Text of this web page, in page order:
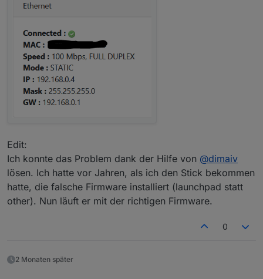
Edit:
Ich konnte das Problem dank der Hilfe von @dimaiv
lösen. Ich hatte vor Jahren, als ich den Stick bekommen
hatte, die falsche Firmware installiert (launchpad statt
other). Nun läuft er mit der richtigen Firmware.
0
2 Monaten später